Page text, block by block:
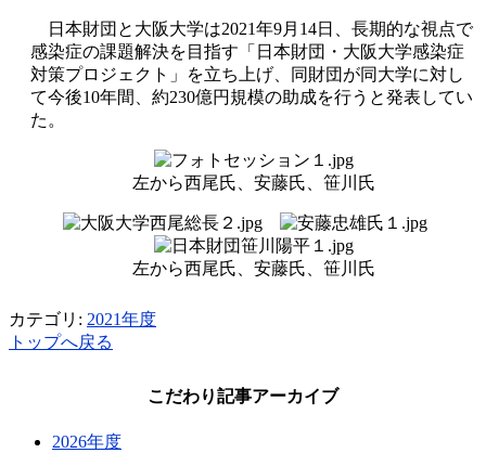
日本財団と大阪大学は2021年9月14日、長期的な視点で
感染症の課題解決を目指す「日本財団・大阪大学感染症
対策プロジェクト」を立ち上げ、同財団が同大学に対し
て今後10年間、約230億円規模の助成を行うと発表してい
た。
左から西尾氏、安藤氏、笹川氏
左から西尾氏、安藤氏、笹川氏
カテゴリ: 2021年度
トップへ戻る
こだわり記事アーカイブ
2026年度